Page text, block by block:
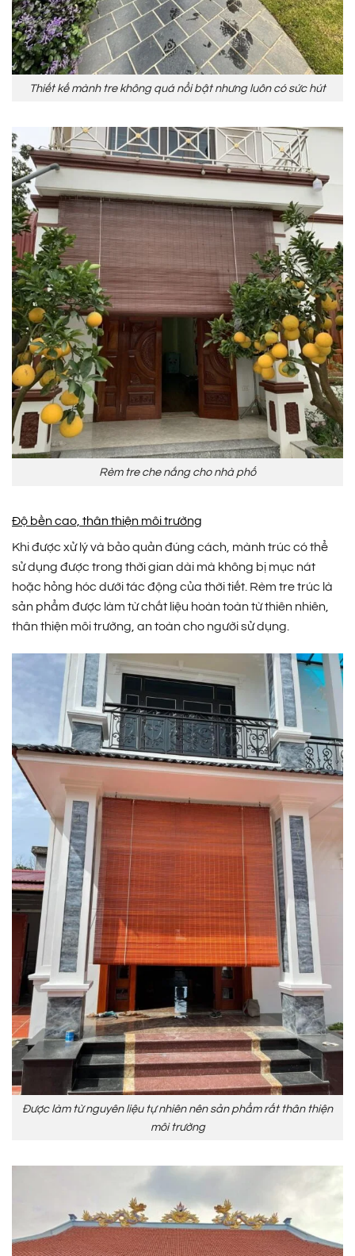
Thiết kế mành tre không quá nổi bật nhưng luôn có sức hút
Rèm tre che nắng cho nhà phố
Độ bền cao, thân thiện môi trường
Khi được xử lý và bảo quản đúng cách, mành trúc có thể
sử dụng được trong thời gian dài mà không bị mục nát
hoặc hỏng hóc dưới tác động của thời tiết. Rèm tre trúc là
sản phẩm được làm từ chất liệu hoàn toàn từ thiên nhiên,
thân thiện môi trường, an toàn cho người sử dụng.
Được làm từ nguyên liệu tự nhiên nên sản phẩm rất thân thiện
môi trường